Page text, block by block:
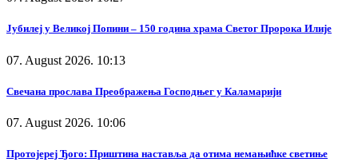
Јубилеј у Великој Попини – 150 година храма Светог Пророка Илије
07. August 2026. 10:13
Свечана прослава Преображења Господњег у Каламарији
07. August 2026. 10:06
Протојереј Ђого: Приштина наставља да отима немањићке светиње